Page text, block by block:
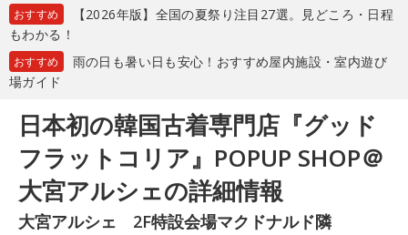
おすすめ
【2026年版】全国の夏祭り注目27選。見どころ・日程
もわかる！
おすすめ
雨の日も暑い日も安心！おすすめ屋内施設・室内遊び
場ガイド
日本初の韓国古着専門店『グッド
フラットコリア』POPUP SHOP＠
大宮アルシェの詳細情報
大宮アルシェ 2F特設会場マクドナルド隣